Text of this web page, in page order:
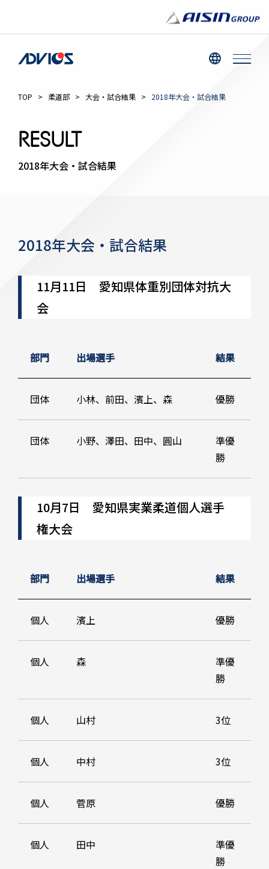
TOP > 柔道部 > 大会・試合結果 > 2018年大会・試合結果
RESULT
2018年大会・試合結果
2018年大会・試合結果
11月11日 愛知県体重別団体対抗大
会
部門 出場選手 結果
団体 小林、前田、濱上、森 優勝
団体 小野、澤田、田中、圓山
準優
勝
10月7日 愛知県実業柔道個人選手
権大会
部門 出場選手 結果
個人 濱上 優勝
個人 森
準優
勝
個人 山村 3位
個人 中村 3位
個人 菅原 優勝
個人 田中
準優
勝